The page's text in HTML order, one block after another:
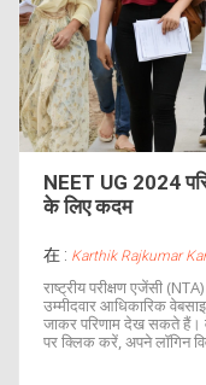
NEET UG 2024
के लिए कदम
在 : Karthik Rajkumar
राष्ट्रीय परीक्षण एजेंसी
उम्मीदवार आधिकारिक
जाकर परिणाम देख सकते हैं।
पर क्लिक करें, अपने लॉगिन